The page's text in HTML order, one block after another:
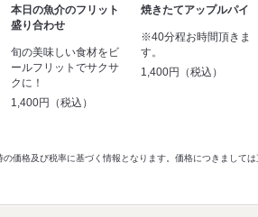
本日の魚介のフリット
盛り合わせ
旬の美味しい食材をビ
ールフリットでサクサ
クに！
1,400円（税込）
焼きたてアップルパイ
※40分程お時間頂きま
す。
1,400円（税込）
価格及び税率に基づく情報となります。価格につきましては